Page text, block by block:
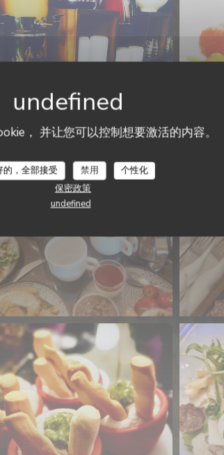
， 并让您可以控制想要激活的内容。
的，全部接受 禁用
个性化
保密政策
undefined
dimanche midi)